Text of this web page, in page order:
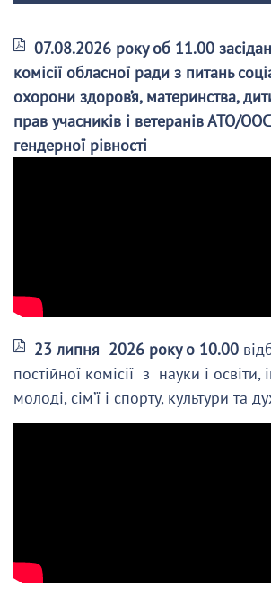
07.08.2026 року об 11.00
комісії обласної ради з питань
охорони здоров’я, материнства,
прав учасників і ветеранів АТО/ООС
гендерної рівності
23 липня 2026 року о 10.00
постійної комісії з науки і освіти,
молоді, сім’ї і спорту, культури та